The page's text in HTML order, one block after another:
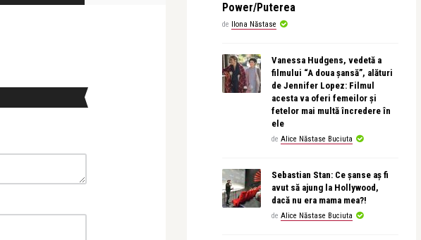
Power/Puterea
de Ilona Năstase
Vanessa Hudgens, vedetă a
filmului “A doua șansă”, alături
de Jennifer Lopez: Filmul
acesta va oferi femeilor și
fetelor mai multă încredere în
ele
de Alice Năstase Buciuta
Sebastian Stan: Ce șanse aș fi
avut să ajung la Hollywood,
dacă nu era mama mea?!
de Alice Năstase Buciuta